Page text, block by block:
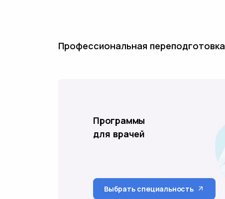
Профессиональная переподготовка
Программы
для врачей
Выбрать специальность